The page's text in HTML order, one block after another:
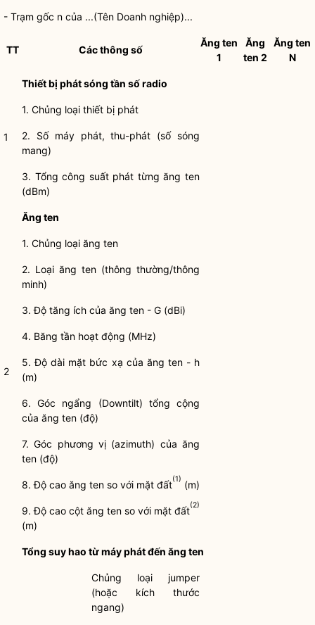
- Trạm gốc n của ...(Tên Doanh nghiệp)...
TT Các thông số
Ăng ten
1
Ăng
ten 2
Ăng ten
N
1
Thiết bị phát sóng tần số radio
1. Chủng loại thiết bị phát
2. Số máy phát, thu-phát (số sóng
mang)
3. Tổng công suất phát từng ăng ten
(dBm)
2
Ăng ten
1. Chủng loại ăng ten
2. Loại ăng ten (thông thường/thông
minh)
3. Độ tăng ích của ăng ten - G (dBi)
4. Băng tần hoạt động (MHz)
5. Độ dài mặt bức xạ của ăng ten - h
(m)
6. Góc ngẩng (Downtilt) tổng cộng
của ăng ten (độ)
7. Góc phương vị (azimuth) của ăng
ten (độ)
8. Độ cao ăng ten so với mặt đất(1) (m)
9. Độ cao cột ăng ten so với mặt đất(2)
(m)
Tổng suy hao từ máy phát đến ăng ten
Chủng loại jumper
(hoặc kích thước
ngang)